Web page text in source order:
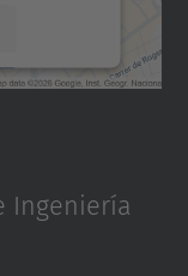
Ingeniería